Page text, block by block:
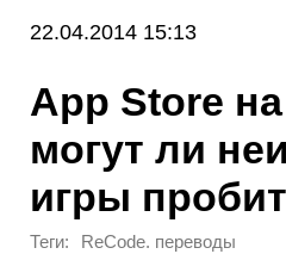
22.04.2014 15:13
App Store
могут ли
игры
Теги: ReCode. переводы